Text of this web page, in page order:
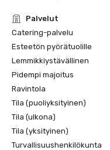
Palvelut
Catering-palvelu
Esteetön pyörätuolille
Lemmikkiystävällinen
Pidempi majoitus
Ravintola
Tila (puoliyksityinen)
Tila (ulkona)
Tila (yksityinen)
Turvallisuushenkilökunta